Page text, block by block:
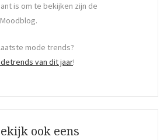
is om te bekijken zijn de
mode trends?
van dit jaar!
ook eens